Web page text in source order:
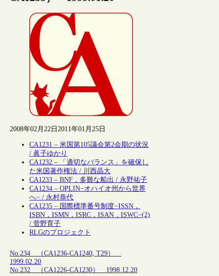
2008年02月22日 2011年01月25日
CA1231 – 米国第105議会第2会期の状況
/ 眞子ゆかり
CA1232 – 「適切なバランス」を確保し
た米国著作権法 / 川西晶大
CA1233 – BNF，多難な船出 / 永野祐子
CA1234 – OPLIN−オハイオ州から世界
へ− / 永村恭代
CA1235 – 国際標準番号制度−ISSN，
ISBN，ISMN，ISRC，ISAN，ISWC−(2)
/ 菅野育子
RLGのプロジェクト
No.234 （CA1236-CA1240, T29）
1999.02.20
No.232 （CA1226-CA1230） 1998.12.20